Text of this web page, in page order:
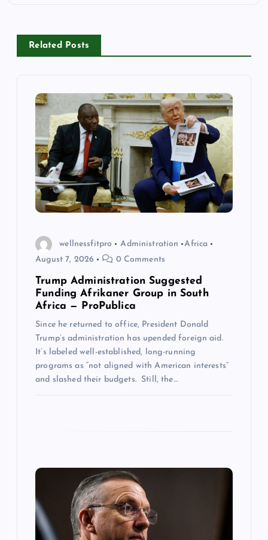
v
Related Posts
wellnessfitpro Administration
Africa
August 7, 2026
0 Comments
Trump Administration Suggested
Funding Afrikaner Group in South
Africa — ProPublica
Since he returned to office, President Donald
Trump’s administration has upended foreign aid.
It’s labeled well-established, long-running
programs as “not aligned with American interests”
and slashed their budgets. Still, the…